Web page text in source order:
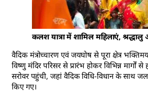
कलश यात्रा में शामिल महिलाएं,
वैदिक मंत्रोच्चारण एवं जयघोष से पूरा क्षेत्र
विष्णु मंदिर परिसर से प्रारंभ होकर विभिन्न मार्गों
सरोवर पहुंची, जहां वैदिक विधि-विधान के साथ
किए गए।